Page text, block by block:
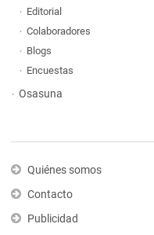
Editorial
Colaboradores
Blogs
Encuestas
Osasuna
Quiénes somos
Contacto
Publicidad